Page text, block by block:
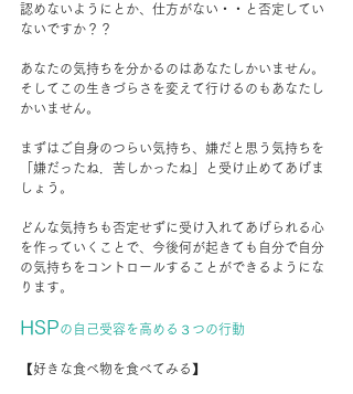
認めないようにとか、仕方がない・・と否定してい
ないですか？？
あなたの気持ちを分かるのはあなたしかいません。
そしてこの生きづらさを変えて行けるのもあなたし
かいません。
まずはご自身のつらい気持ち、嫌だと思う気持ちを
「嫌だったね．苦しかったね」と受け止めてあげま
しょう。
どんな気持ちも否定せずに受け入れてあげられる心
を作っていくことで、今後何が起きても自分で自分
の気持ちをコントロールすることができるようにな
ります。
HSPの自己受容を高める３つの行動
【好きな食べ物を食べてみる】